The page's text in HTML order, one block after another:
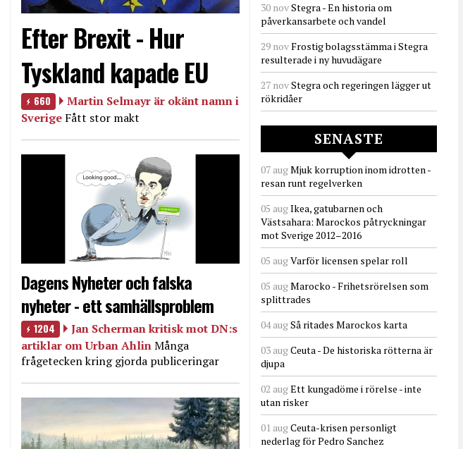
Efter Brexit - Hur
Tyskland kapade EU
660
Martin Selmayr är okänt namn i
Sverige Fått stor makt
Dagens Nyheter och falska
nyheter - ett samhällsproblem
1204
Jan Scherman kritisk mot DN:s
artiklar om Urban AhlinMånga
frågetecken kring gjorda publiceringar
30 novStegra - En historia om
påverkansarbete och vandel
29 novFrostig bolagsstämma i Stegra
resulterade i ny huvudägare
27 novStegra och regeringen lägger ut
rökridåer
SENASTE
07 augMjuk korruption inom idrotten -
resan runt regelverken
05 augIkea, gatubarnen och
Västsahara: Marockos påtryckningar
mot Sverige 2012–2016
05 augVarför licensen spelar roll
05 augMarocko - Frihetsrörelsen som
splittrades
04 augSå ritades Marockos karta
03 augCeuta - De historiska rötterna är
djupa
02 augEtt kungadöme i rörelse - inte
utan risker
01 augCeuta-krisen personligt
nederlag för Pedro Sanchez